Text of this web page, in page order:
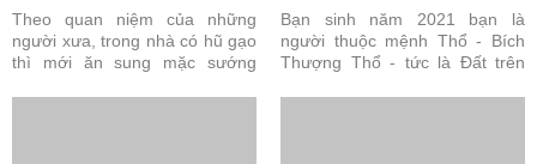
Theo quan niệm của những
người xưa, trong nhà có hũ gạo
thì mới ăn sung mặc sướng
Bạn sinh năm 2021 bạn là
người thuộc mệnh Thổ - Bích
Thượng Thổ - tức là Đất trên